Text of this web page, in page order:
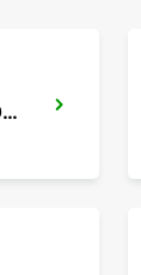
NORDERSTEDT NEW FROM 01 01 2027